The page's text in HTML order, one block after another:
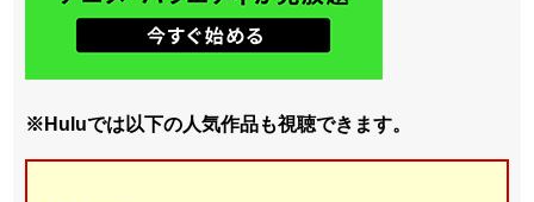
※Huluでは以下の人気作品も視聴できます。